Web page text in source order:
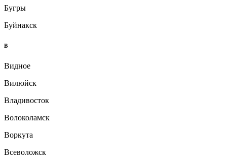
Бугры
Буйнакск
В
Видное
Вилюйск
Владивосток
Волоколамск
Воркута
Всеволожск